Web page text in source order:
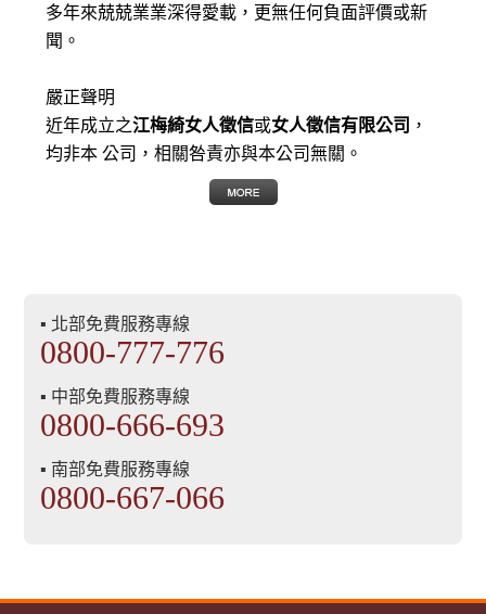
多年來兢兢業業深得愛載，更無任何負面評價或新
聞。
嚴正聲明
近年成立之江梅綺女人徵信或女人徵信有限公司 ，
均非本 公司，相關咎責亦與本公司無關。
▪ 北部免費服務專線
0800-777-776
▪ 中部免費服務專線
0800-666-693
▪ 南部免費服務專線
0800-667-066